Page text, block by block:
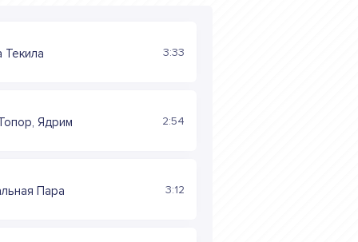
Текила 3:33
Ядрим 2:54
Пара 3:12